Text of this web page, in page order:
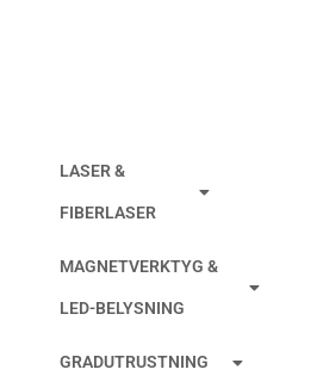
LASER &
FIBERLASER
MAGNETVERKTYG &
LED-BELYSNING
GRADUTRUSTNING